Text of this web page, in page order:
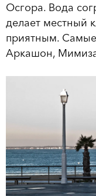
Осгора. Вода
делает местный
приятным.
Аркашон,